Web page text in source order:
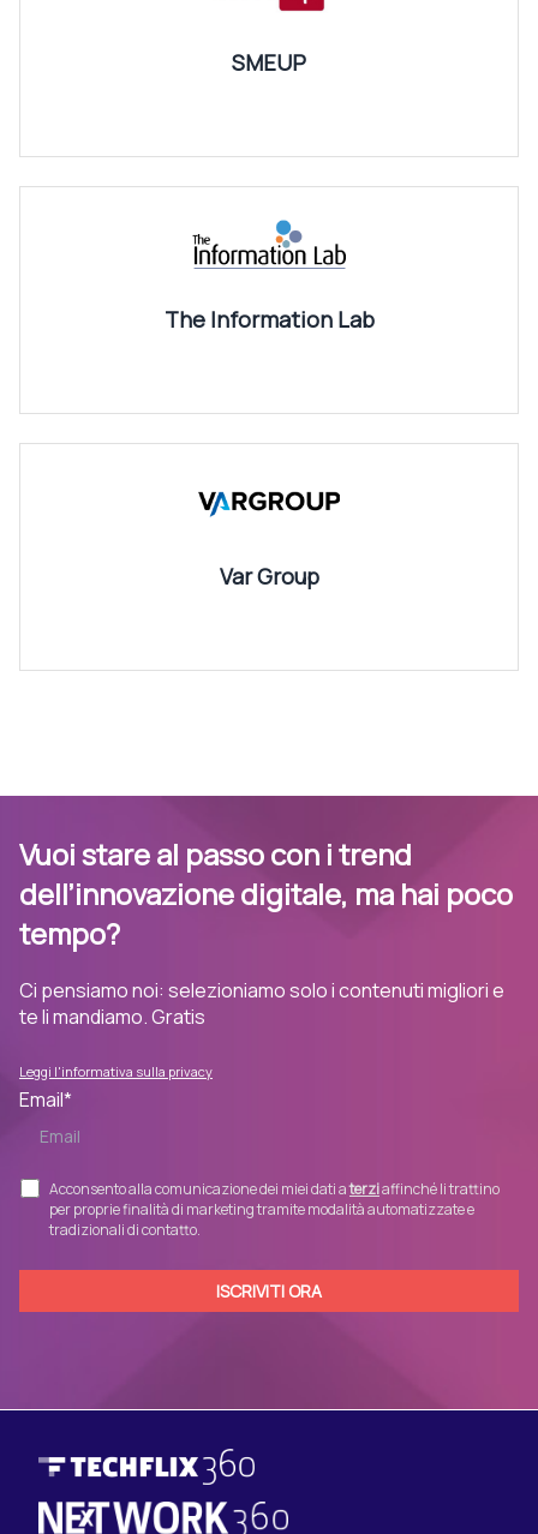
SMEUP
The Information Lab
Var Group
Vuoi stare al passo con i trend
dell’innovazione digitale, ma hai poco
tempo?
Ci pensiamo noi: selezioniamo solo i contenuti migliori e
te li mandiamo. Gratis
Leggi l'informativa sulla privacy
Email*
Acconsento alla comunicazione dei miei dati aterziaffinché li trattino
per proprie finalità di marketing tramite modalità automatizzate e
tradizionali di contatto.